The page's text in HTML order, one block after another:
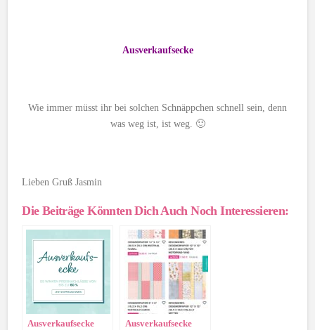
Ausverkaufsecke
Wie immer müsst ihr bei solchen Schnäppchen schnell sein, denn
was weg ist, ist weg. 🙂
Lieben Gruß Jasmin
Die Beiträge Könnten Dich Auch Noch Interessieren:
Ausverkaufsecke
Ausverkaufsecke